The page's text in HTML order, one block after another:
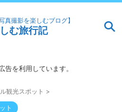
真撮影を楽しむブログ】
む旅行記
を利用しています。
観光スポット >
ト